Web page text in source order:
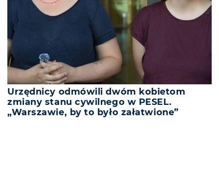
Urzędnicy odmówili dwóm kobietom
zmiany stanu cywilnego w PESEL.
„Warszawie, by to było załatwione”